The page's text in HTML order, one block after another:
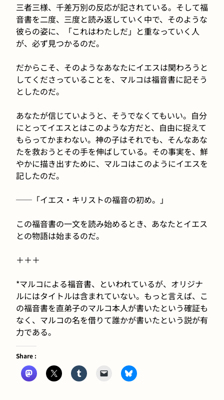
三者三様、千差万別の反応が記されている。そして福
音書を二度、三度と読み返していく中で、そのような
彼らの姿に、「これはわたしだ」と重なっていく人
が、必ず見つかるのだ。
だからこそ、そのようなあなたにイエスは関わろうと
してくださっていることを、マルコは福音書に記そう
としたのだ。
あなたが信じていようと、そうでなくてもいい。自分
にとってイエスとはこのような方だと、自由に捉えて
もらってかまわない。神の子はそれでも、そんなあな
たを救おうとその手を伸ばしている。その事実を、鮮
やかに描き出すために、マルコはこのようにイエスを
記したのだ。
──「イエス・キリストの福音の初め。」
この福音書の一文を読み始めるとき、あなたとイエス
との物語は始まるのだ。
＋＋＋
*マルコによる福音書、といわれているが、オリジナ
ルにはタイトルは含まれていない。もっと言えば、こ
の福音書を直弟子のマルコ本人が書いたという確証も
なく、マルコの名を借りて誰かが書いたという説が有
力である。
Share :